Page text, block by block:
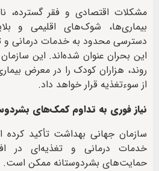
مشکلات اقتصادی و فقر گسترده،
بیماری‌ها، شوک‌های اقلیمی و
دسترسی محدود به خدمات درمانی و
این بحران عنوان شده‌اند. این
روند، هزاران کودک را در معرض
از سوءتغذیه قرار خواهد داد.
نیاز فوری به تداوم کمک‌های
سازمان جهانی بهداشت تأکید
خدمات درمانی و تغذیه‌ای در
حمایت‌های بشردوستانه ممکن است.